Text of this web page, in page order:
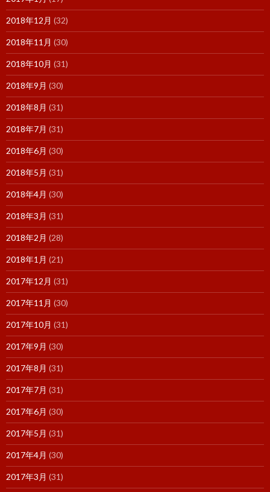
2018年12月 (32)
2018年11月 (30)
2018年10月 (31)
2018年9月 (30)
2018年8月 (31)
2018年7月 (31)
2018年6月 (30)
2018年5月 (31)
2018年4月 (30)
2018年3月 (31)
2018年2月 (28)
2018年1月 (21)
2017年12月 (31)
2017年11月 (30)
2017年10月 (31)
2017年9月 (30)
2017年8月 (31)
2017年7月 (31)
2017年6月 (30)
2017年5月 (31)
2017年4月 (30)
2017年3月 (31)